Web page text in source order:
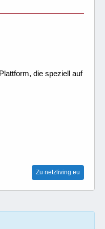
die speziell auf
Zu netzliving.eu